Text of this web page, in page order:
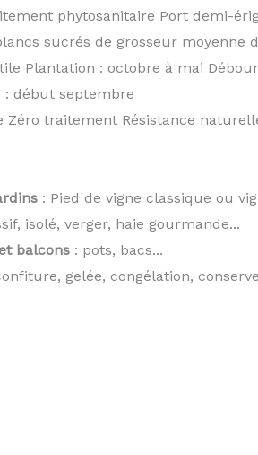
phytosanitaire Port demi-
sucrés de grosseur moyenne
Plantation : octobre à mai
: début septembre
Zéro traitement Résistance
: Pied de vigne classique ou
isolé, verger, haie gourmande...
balcons : pots, bacs...
gelée, congélation,